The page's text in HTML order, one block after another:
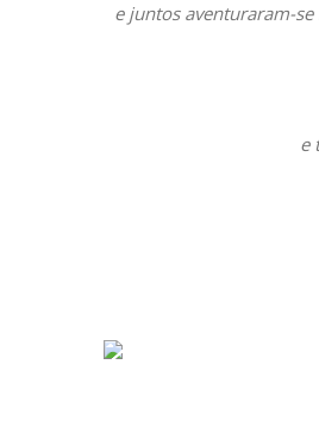
e juntos aventuraram-
e